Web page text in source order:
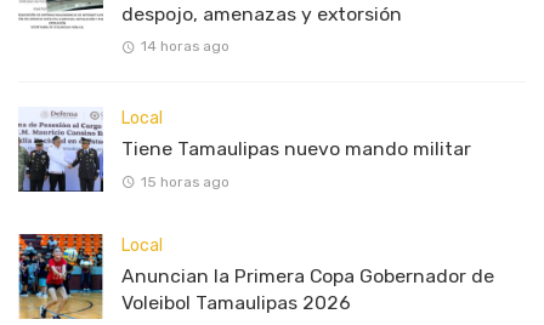
despojo, amenazas y extorsión
14 horas ago
Local
Tiene Tamaulipas nuevo mando militar
15 horas ago
Local
Anuncian la Primera Copa Gobernador de
Voleibol Tamaulipas 2026